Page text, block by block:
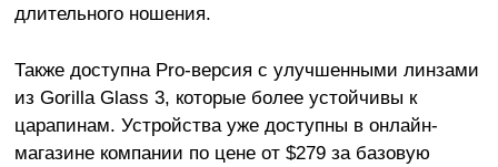
длительного ношения.
Также доступна Pro-версия с улучшенными линзами
из Gorilla Glass 3, которые более устойчивы к
царапинам. Устройства уже доступны в онлайн-
магазине компании по цене от $279 за базовую